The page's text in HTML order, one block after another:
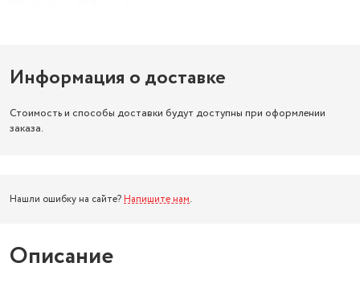
Информация о доставке
Стоимость и способы доставки будут доступны при оформлении
заказа.
Нашли ошибку на сайте? Напишите нам.
Описание